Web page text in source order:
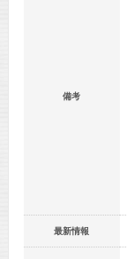
備考
最新情報